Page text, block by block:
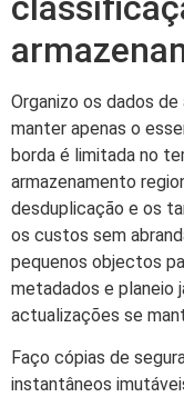
Organizo os dados
manter apenas o
borda é limitada no
armazenamento
desduplicação e os
os custos sem
pequenos objectos
metadados e planeio
actualizações se
Faço cópias de
instantâneos